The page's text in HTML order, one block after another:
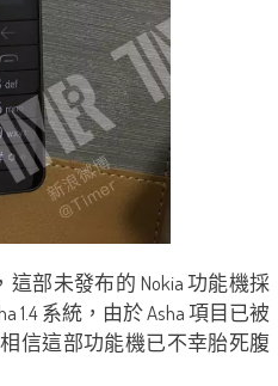
部未發布的 Nokia 功能機採
1.4 系統，由於 Asha 項目已被
信這部功能機已不幸胎死腹